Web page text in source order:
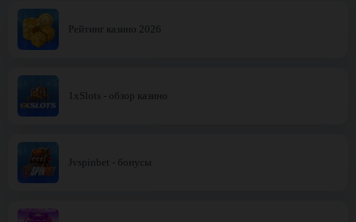
Рейтинг казино 2026
1xSlots - обзор казино
Jvspinbet - бонусы